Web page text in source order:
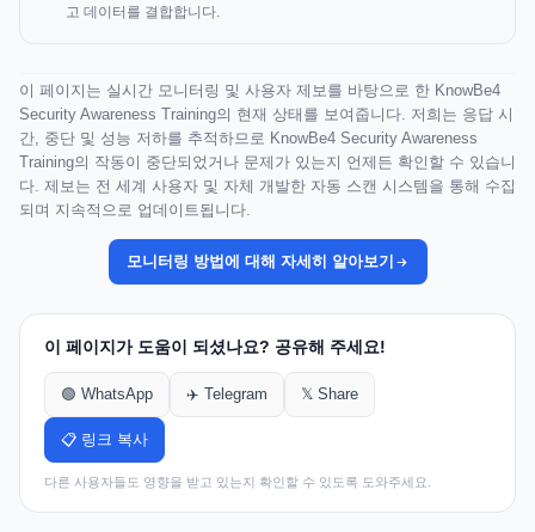
고 데이터를 결합합니다.
이 페이지는 실시간 모니터링 및 사용자 제보를 바탕으로 한 KnowBe4
Security Awareness Training의 현재 상태를 보여줍니다. 저희는 응답 시
간, 중단 및 성능 저하를 추적하므로 KnowBe4 Security Awareness
Training의 작동이 중단되었거나 문제가 있는지 언제든 확인할 수 있습니
다. 제보는 전 세계 사용자 및 자체 개발한 자동 스캔 시스템을 통해 수집
되며 지속적으로 업데이트됩니다.
모니터링 방법에 대해 자세히 알아보기
이 페이지가 도움이 되셨나요? 공유해 주세요!
🟢 WhatsApp ✈️ Telegram 𝕏 Share
📋 링크 복사
다른 사용자들도 영향을 받고 있는지 확인할 수 있도록 도와주세요.